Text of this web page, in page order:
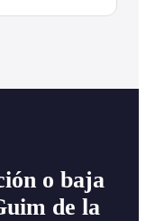
o baja
de la